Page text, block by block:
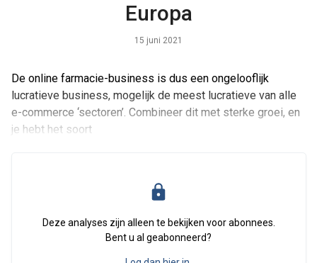
Europa
15 juni 2021
De online farmacie-business is dus een ongelooflijk
lucratieve business, mogelijk de meest lucratieve van alle
e-commerce ‘sectoren’. Combineer dit met sterke groei, en
je hebt het soort
Deze analyses zijn alleen te bekijken voor abonnees.
Bent u al geabonneerd?